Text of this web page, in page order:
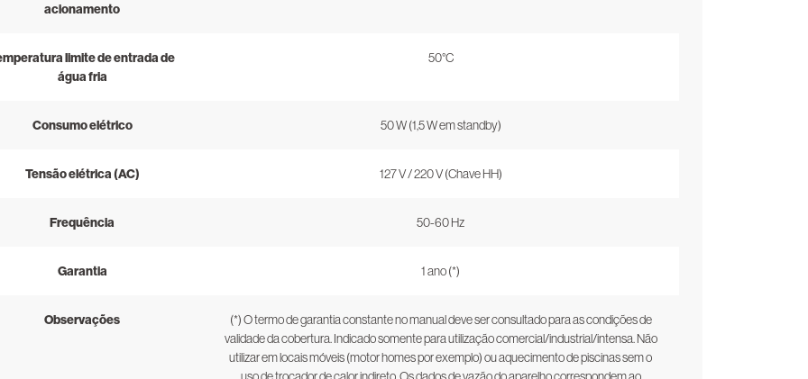
acionamento
limite de entrada de
água fria
50°C
Consumo elétrico 50 W (1,5 W em standby)
Tensão elétrica (AC) 127 V / 220 V (Chave HH)
Frequência 50-60 Hz
Garantia 1 ano (*)
Observações
(*) O termo de garantia constante no manual deve ser consultado para as condições de
validade da cobertura. Indicado somente para utilização comercial/industrial/intensa. Não
utilizar em locais móveis (motor homes por exemplo) ou aquecimento de piscinas sem o
uso de trocador de calor indireto. Os dados de vazão do aparelho correspondem ao